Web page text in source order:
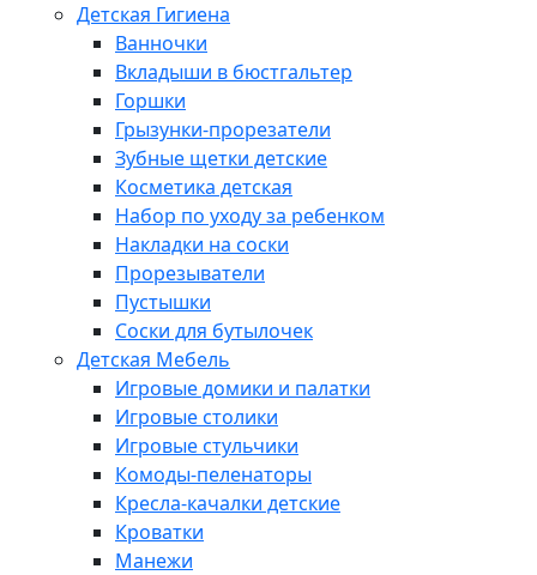
Детская Гигиена
Ванночки
Вкладыши в бюстгальтер
Горшки
Грызунки-прорезатели
Зубные щетки детские
Косметика детская
Набор по уходу за ребенком
Накладки на соски
Прорезыватели
Пустышки
Соски для бутылочек
Детская Мебель
Игровые домики и палатки
Игровые столики
Игровые стульчики
Комоды-пеленаторы
Кресла-качалки детские
Кроватки
Манежи